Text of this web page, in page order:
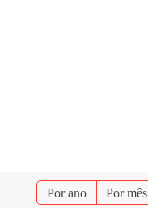
Por ano Por mês